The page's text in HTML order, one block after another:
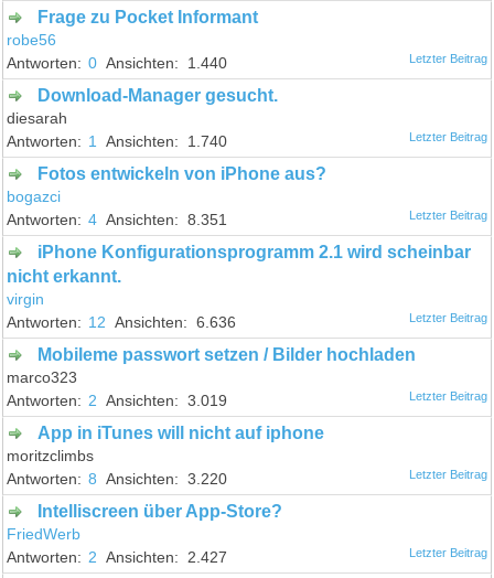
Frage zu Pocket Informant
robe56
0
1.440
Download-Manager gesucht.
diesarah
1
1.740
Fotos entwickeln von iPhone aus?
bogazci
4
8.351
iPhone Konfigurationsprogramm 2.1 wird scheinbar
nicht erkannt.
virgin
12
6.636
Mobileme passwort setzen / Bilder hochladen
marco323
2
3.019
App in iTunes will nicht auf iphone
moritzclimbs
8
3.220
Intelliscreen über App-Store?
FriedWerb
2
2.427